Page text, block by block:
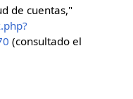
de cuentas,"
(consultado el